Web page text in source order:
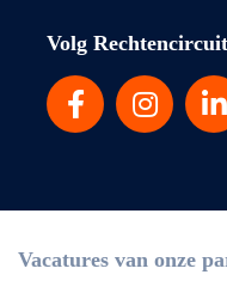
Volg
Vacatures van onze